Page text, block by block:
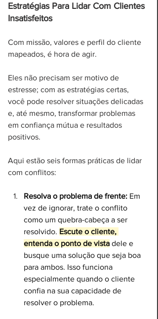
Estratégias Para Lidar Com Clientes
Insatisfeitos
Com missão, valores e perfil do cliente
mapeados, é hora de agir.
Eles não precisam ser motivo de
estresse; com as estratégias certas,
você pode resolver situações delicadas
e, até mesmo, transformar problemas
em confiança mútua e resultados
positivos.
Aqui estão seis formas práticas de lidar
com conflitos:
Resolva o problema de frente: Em
vez de ignorar, trate o conflito
como um quebra-cabeça a ser
resolvido. Escute o cliente,
entenda o ponto de vista dele e
busque uma solução que seja boa
para ambos. Isso funciona
especialmente quando o cliente
confia na sua capacidade de
resolver o problema.